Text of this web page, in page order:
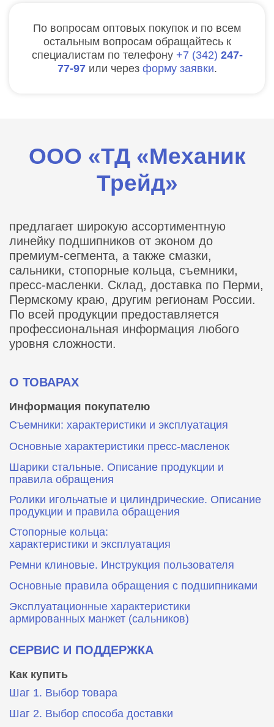
По вопросам оптовых покупок и по всем
остальным вопросам обращайтесь к
специалистам по телефону
7 342 247-
77-97 или через форму заявки.
ООО «ТД «Механик
Трейд»
предлагает широкую ассортиментную
линейку подшипников от эконом до
премиум-сегмента, а также смазки,
сальники, стопорные кольца, съемники,
пресс-масленки. Склад, доставка по Перми,
Пермскому краю, другим регионам России.
По всей продукции предоставляется
профессиональная информация любого
уровня сложности.
О ТОВАРАХ
Информация покупателю
Съемники: характеристики и эксплуатация
Основные характеристики пресс‑масленок
Шарики стальные. Описание продукции и
правила обращения
Ролики игольчатые и цилиндрические. Описание
продукции и правила обращения
Стопорные кольца:
характеристики и эксплуатация
Ремни клиновые. Инструкция пользователя
Основные правила обращения с подшипниками
Эксплуатационные характеристики
армированных манжет (сальников)
СЕРВИС И ПОДДЕРЖКА
Как купить
Шаг 1. Выбор товара
Шаг 2. Выбор способа доставки